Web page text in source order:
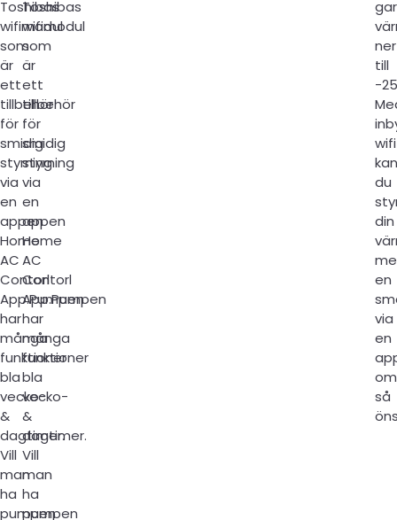
Toshibas
wifimodul
som
är
ett
tillbehör
för
smidig
styrning
via
en
appen
Home
AC
Contorl
App.Pumpen
har
många
funktioner
bla
vecko-
&
dagtimer.
Vill
man
ha
pumpen
Toshibas
wifimodul
som
är
ett
tillbehör
för
smidig
styrning
via
en
appen
Home
AC
Contorl
App.Pumpen
har
många
funktioner
bla
vecko-
&
dagtimer.
Vill
man
ha
pumpen
ner
till
-
wifi
kan
du
din
en
via
en
om
så